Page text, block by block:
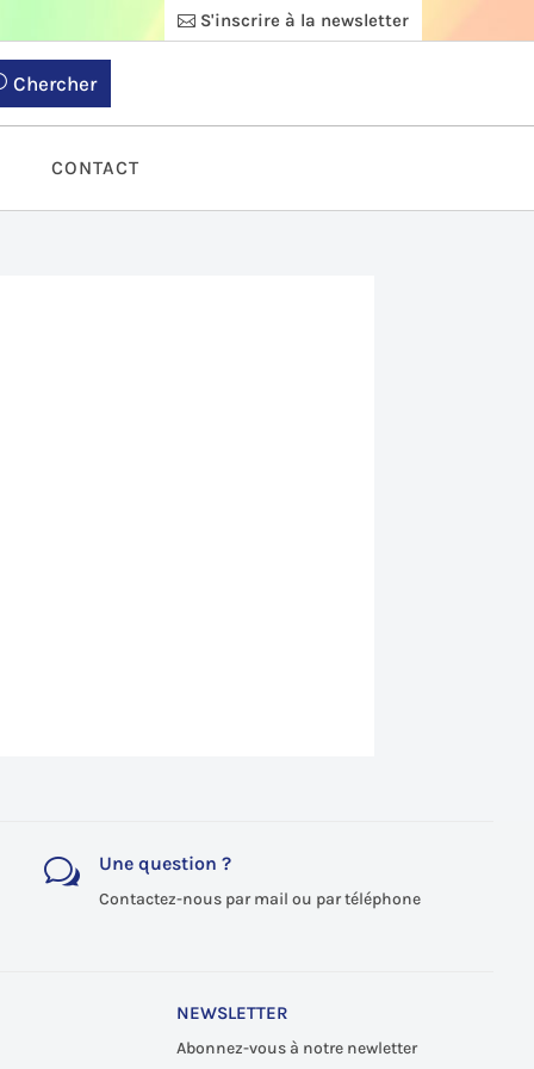
S'inscrire à la newsletter
Chercher
CONTACT
w Une question ?
Contactez-nous par mail ou par téléphone
NEWSLETTER
Abonnez-vous à notre newletter